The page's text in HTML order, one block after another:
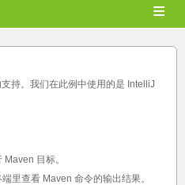
≡
持。我们在此例中使用的是 IntelliJ
目标。
里查看 Maven 命令的输出结果。